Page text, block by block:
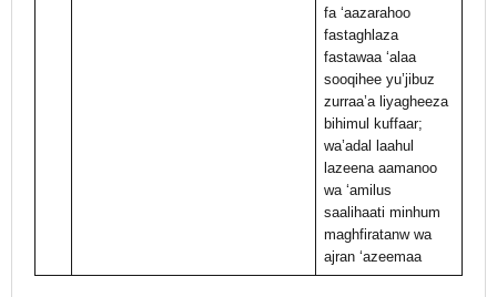
fa ‘aazarahoo
fastaghlaza
fastawaa ‘alaa
sooqihee yu’jibuz
zurraa’a liyagheeza
bihimul kuffaar;
wa’adal laahul
lazeena aamanoo
wa ‘amilus
saalihaati minhum
maghfiratanw wa
ajran ‘azeemaa